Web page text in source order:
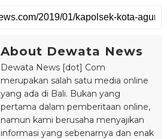
About Dewata News
Dewata News [dot] Com
merupakan salah satu media online
yang ada di Bali. Bukan yang
pertama dalam pemberitaan online,
namun kami berusaha menyajikan
informasi yang sebenarnya dan enak